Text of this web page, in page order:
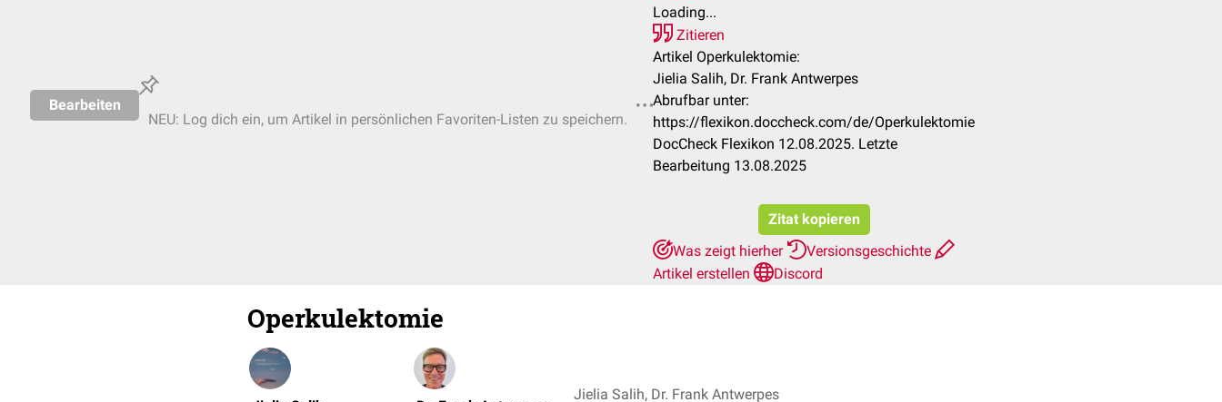
Bearbeiten
NEU: Log dich ein, um Artikel in persönlichen Favoriten-Listen zu speichern.
Loading...
Zitieren
Artikel Operkulektomie:
Jielia Salih, Dr. Frank Antwerpes
Abrufbar unter:
https://flexikon.doccheck.com/de/Operkulektomie
DocCheck Flexikon 12.08.2025. Letzte
Bearbeitung 13.08.2025
Zitat kopieren
Was zeigt hierher
Versionsgeschichte
Artikel erstellen
Discord
Operkulektomie
Jielia Salih, Dr. Frank Antwerpes